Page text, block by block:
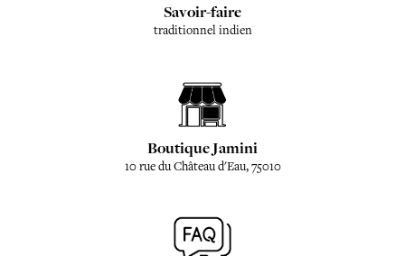
Savoir-faire
traditionnel indien
Boutique Jamini
10 rue du Château d'Eau, 75010